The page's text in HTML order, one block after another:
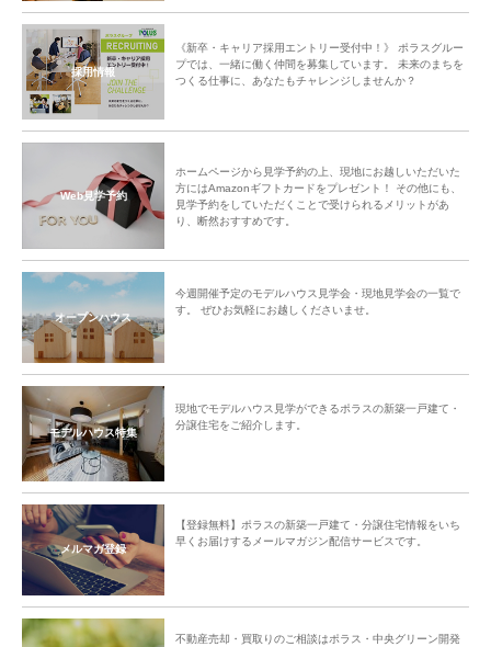
採用情報
《新卒・キャリア採用エントリー受付中！》 ポラスグルー
プでは、一緒に働く仲間を募集しています。 未来のまちを
つくる仕事に、あなたもチャレンジしませんか？
Web見学予約
ホームページから見学予約の上、現地にお越しいただいた
方にはAmazonギフトカードをプレゼント！ その他にも、
見学予約をしていただくことで受けられるメリットがあ
り、断然おすすめです。
オープンハウス
今週開催予定のモデルハウス見学会・現地見学会の一覧で
す。 ぜひお気軽にお越しくださいませ。
モデルハウス特集
現地でモデルハウス見学ができるポラスの新築一戸建て・
分譲住宅をご紹介します。
メルマガ登録
【登録無料】ポラスの新築一戸建て・分譲住宅情報をいち
早くお届けするメールマガジン配信サービスです。
不動産売却・買取りのご相談はポラス・中央グリーン開発